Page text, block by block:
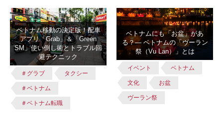
ベトナム移動の決定版！配車
アプリ「Grab」＆「Green
SM」使い倒し術とトラブル回
避テクニック
＃グラブ タクシー
＃ベトナム
＃ベトナム転職
ベトナムにも「お盆」があ
る？― ベトナムの「ヴーラン
祭（Vu Lan）」とは
イベント ベトナム
文化 お盆
ヴーラン祭